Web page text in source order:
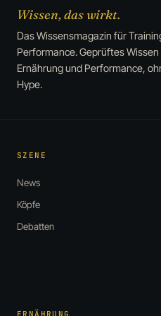
Wissen, das wirkt.
Das Wissensmagazin für
Performance. Geprüftes Wissen
Ernährung und Performance,
Hype.
SZENE
News
Köpfe
Debatten
ERNÄHRUNG